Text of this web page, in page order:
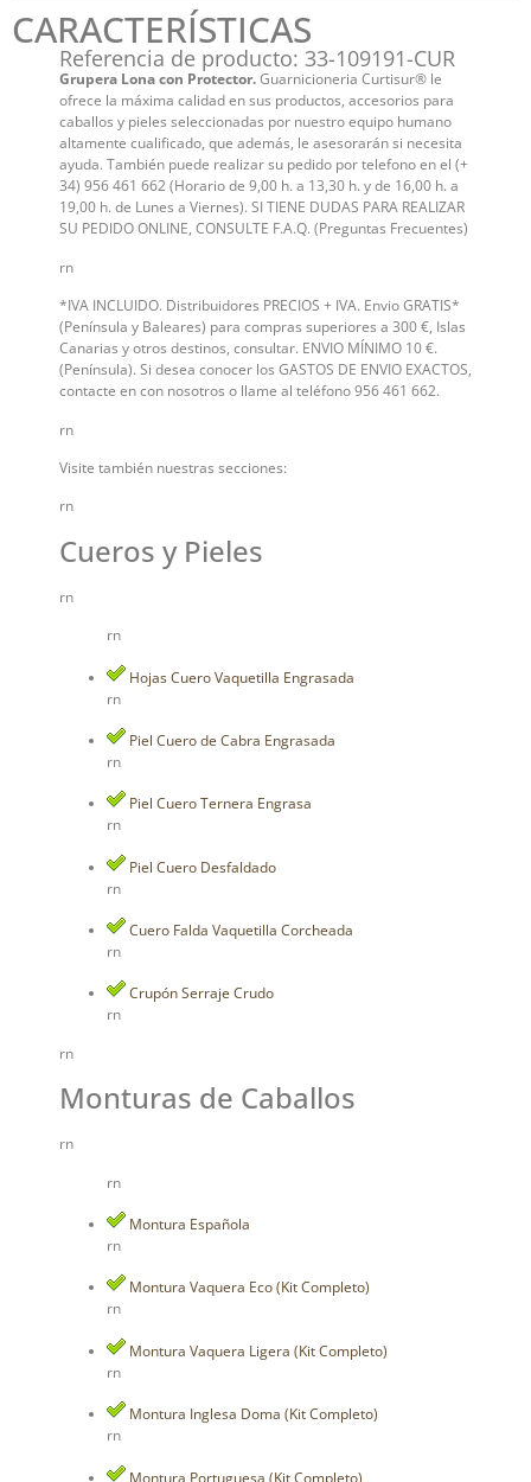
CARACTERÍSTICAS
Referencia de producto: 33-109191-CUR
Grupera Lona con Protector.Guarnicioneria Curtisur® le
ofrece la máxima calidad en sus productos, accesorios para
caballos y pieles seleccionadas por nuestro equipo humano
altamente cualificado, que además, le asesorarán si necesita
ayuda. También puede realizar su pedido por telefono en el (+
34) 956 461 662 (Horario de 9,00 h. a 13,30 h. y de 16,00 h. a
19,00 h. de Lunes a Viernes). SI TIENE DUDAS PARA REALIZAR
SU PEDIDO ONLINE, CONSULTE F.A.Q. (Preguntas Frecuentes)
rn
*IVA INCLUIDO. Distribuidores PRECIOS + IVA. Envio GRATIS*
(Península y Baleares) para compras superiores a 300 €, Islas
Canarias y otros destinos, consultar. ENVIO MÍNIMO 10 €.
(Península). Si desea conocer los GASTOS DE ENVIO EXACTOS,
contacte en con nosotros o llame al teléfono 956 461 662.
rn
Visite también nuestras secciones:
rn
Cueros y Pieles
rn
rn
Hojas Cuero Vaquetilla Engrasada
rn
Piel Cuero de Cabra Engrasada
rn
Piel Cuero Ternera Engrasa
rn
Piel Cuero Desfaldado
rn
Cuero Falda Vaquetilla Corcheada
rn
Crupón Serraje Crudo
rn
rn
Monturas de Caballos
rn
rn
Montura Española
rn
Montura Vaquera Eco (Kit Completo)
rn
Montura Vaquera Ligera (Kit Completo)
rn
Montura Inglesa Doma (Kit Completo)
rn
Montura Portuguesa (Kit Completo)